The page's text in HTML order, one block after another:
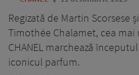
Regizată de Martin Scorsese
Timothée Chalamet, cea mai
CHANEL marchează
iconicul parfum.